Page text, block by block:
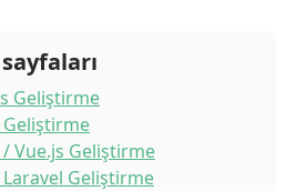
Geliştirme
Geliştirme
Vue.js Geliştirme
Geliştirme